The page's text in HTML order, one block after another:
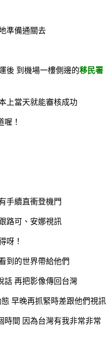
準備通關去
後 到機場一樓側邊的移民署
上當天就能審核成功
喔！
手續直衝登機門
路可、安娜視訊
呀！
到的世界帶給他們
話 再把影像傳回台灣
早晚再抓緊時差跟他們視訊
時間 因為台灣有我非常非常